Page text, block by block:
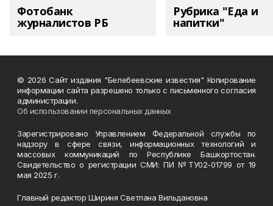
Фотобанк
журналистов РБ
Рубрика "Еда и
напитки"
© 2026 Сайт издания "Белебеевские известия" Копирование
информации сайта разрешено только с письменного согласия
администрации.
Об использовании персональных данных
Зарегистрировано Управлением Федеральной службы по
надзору в сфере связи, информационных технологий и
массовых коммуникаций по Республике Башкортостан.
Свидетельство о регистрации СМИ: ПИ №ТУ02-01799 от 19
мая 2025 г.
Главный редактор Шириня Светлана Вильдановна